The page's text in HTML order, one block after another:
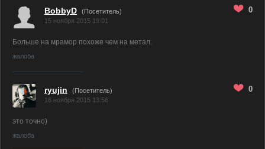
BobbyD
(Посетитель)
15 ноября 2015 19:01
0
Больше на мрамор похоже чем на метал.
жалоба
ryujin
(Посетитель)
16 ноября 2015 13:56
0
это точно)
жалоба